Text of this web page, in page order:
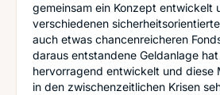
gemeinsam ein Konzept entwickelt
verschiedenen
auch etwas chancenreicheren
daraus entstandene Geldanlage
hervorragend entwickelt und diese
in den zwischenzeitlichen Krisen